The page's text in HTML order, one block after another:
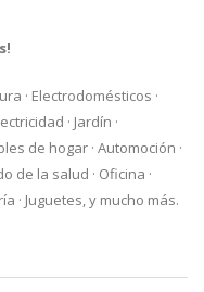
· Electrodomésticos ·
· Jardín ·
de hogar · Automoción ·
de la salud · Oficina ·
· Juguetes, y mucho más.